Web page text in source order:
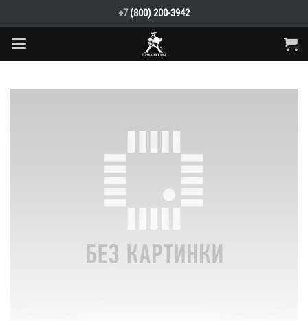
to
content
+7 (800) 200-3942